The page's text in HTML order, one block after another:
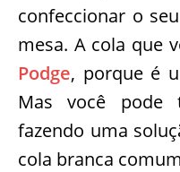
confeccionar o
mesa. A cola que
Podge, porque é
Mas você pode
fazendo uma
cola branca